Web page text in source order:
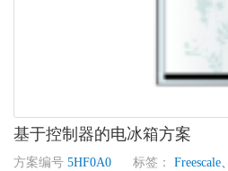
基于控制器的电冰箱方案
方案编号 5HF0A0 标签： Freescale、